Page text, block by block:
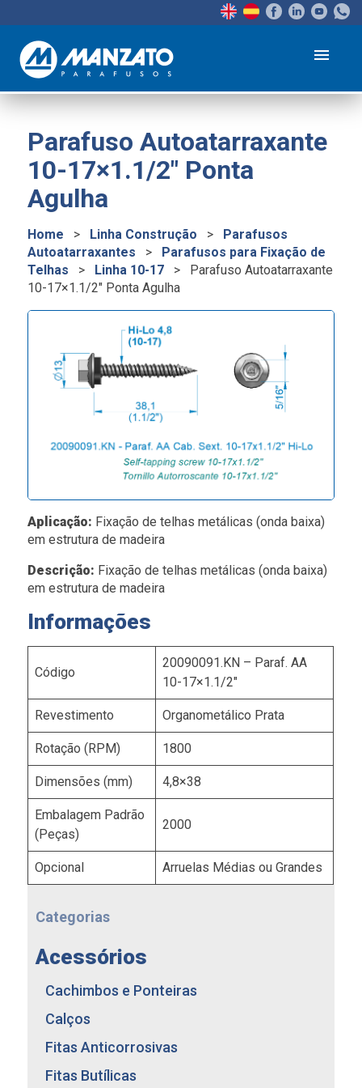
menu
Parafuso Autoatarraxante
10-17×1.1/2″ Ponta
Agulha
Home > Linha Construção >
Parafusos
Autoatarraxantes
>
Parafusos para Fixação de
Telhas
> Linha 10-17 >
Parafuso Autoatarraxante
10-17×1.1/2″ Ponta Agulha
Aplicação: Fixação de telhas metálicas (onda baixa)
em estrutura de madeira
Descrição: Fixação de telhas metálicas (onda baixa)
em estrutura de madeira
Informações
Código
20090091.KN – Paraf. AA
10-17×1.1/2″
Revestimento Organometálico Prata
Rotação (RPM) 1800
Dimensões (mm) 4,8×38
Embalagem Padrão
(Peças)
2000
Opcional Arruelas Médias ou Grandes
Categorias
Acessórios
Cachimbos e Ponteiras
Calços
Fitas Anticorrosivas
Fitas Butílicas